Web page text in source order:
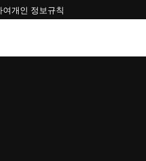
여개인 정보규칙